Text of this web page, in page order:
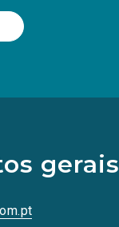
gerais